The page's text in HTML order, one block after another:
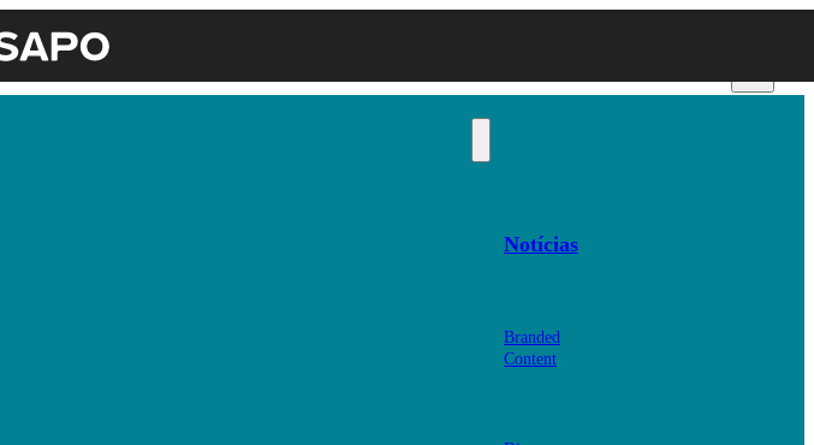
Notícias
Branded
Content